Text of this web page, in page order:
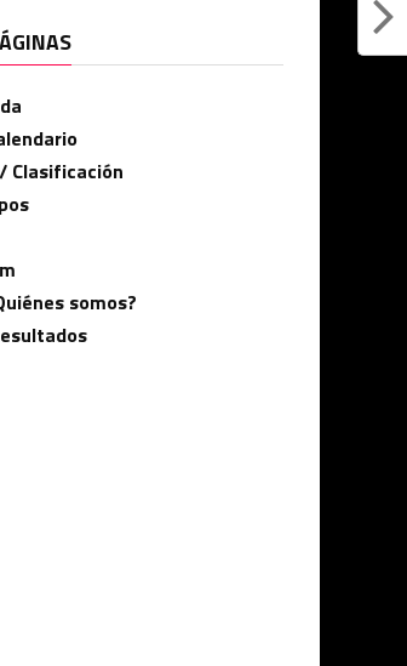
Clasificación
somos?